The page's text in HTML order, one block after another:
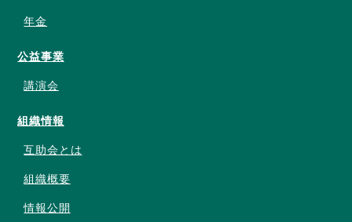
年金
公益事業
講演会
組織情報
互助会とは
組織概要
情報公開